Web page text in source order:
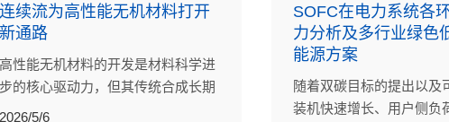
连续流为高性能无机材料打开
新通路
高性能无机材料的开发是材料科学进
步的核心驱动力，但其传统合成长期
受限于低效的间歇式批次生产。
2026/5/6
SOFC在电力系统各
力分析及多行业绿色
能源方案
随着双碳目标的提出以及
装机快速增长、用户侧负